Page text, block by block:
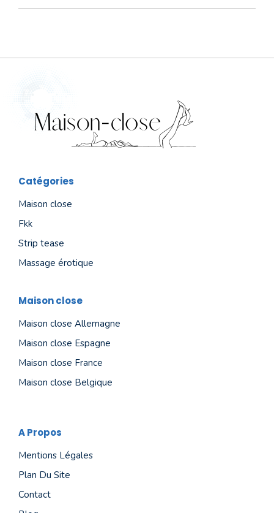
Catégories
Maison close
Fkk
Strip tease
Massage érotique
Maison close
Maison close Allemagne
Maison close Espagne
Maison close France
Maison close Belgique
A Propos
Mentions Légales
Plan Du Site
Contact